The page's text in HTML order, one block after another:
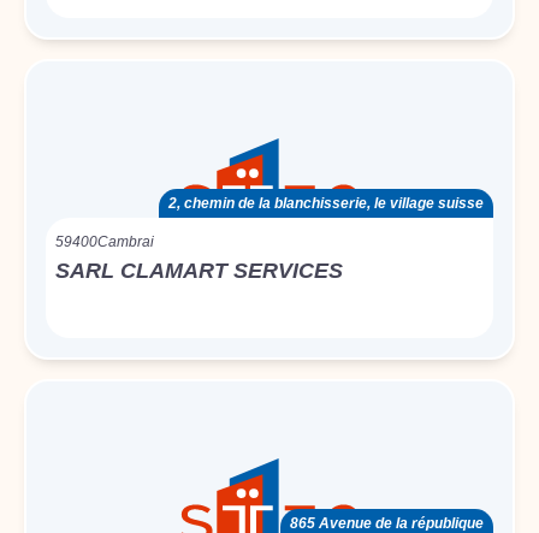
2, chemin de la blanchisserie, le village suisse
59400Cambrai
SARL CLAMART SERVICES
865 Avenue de la république